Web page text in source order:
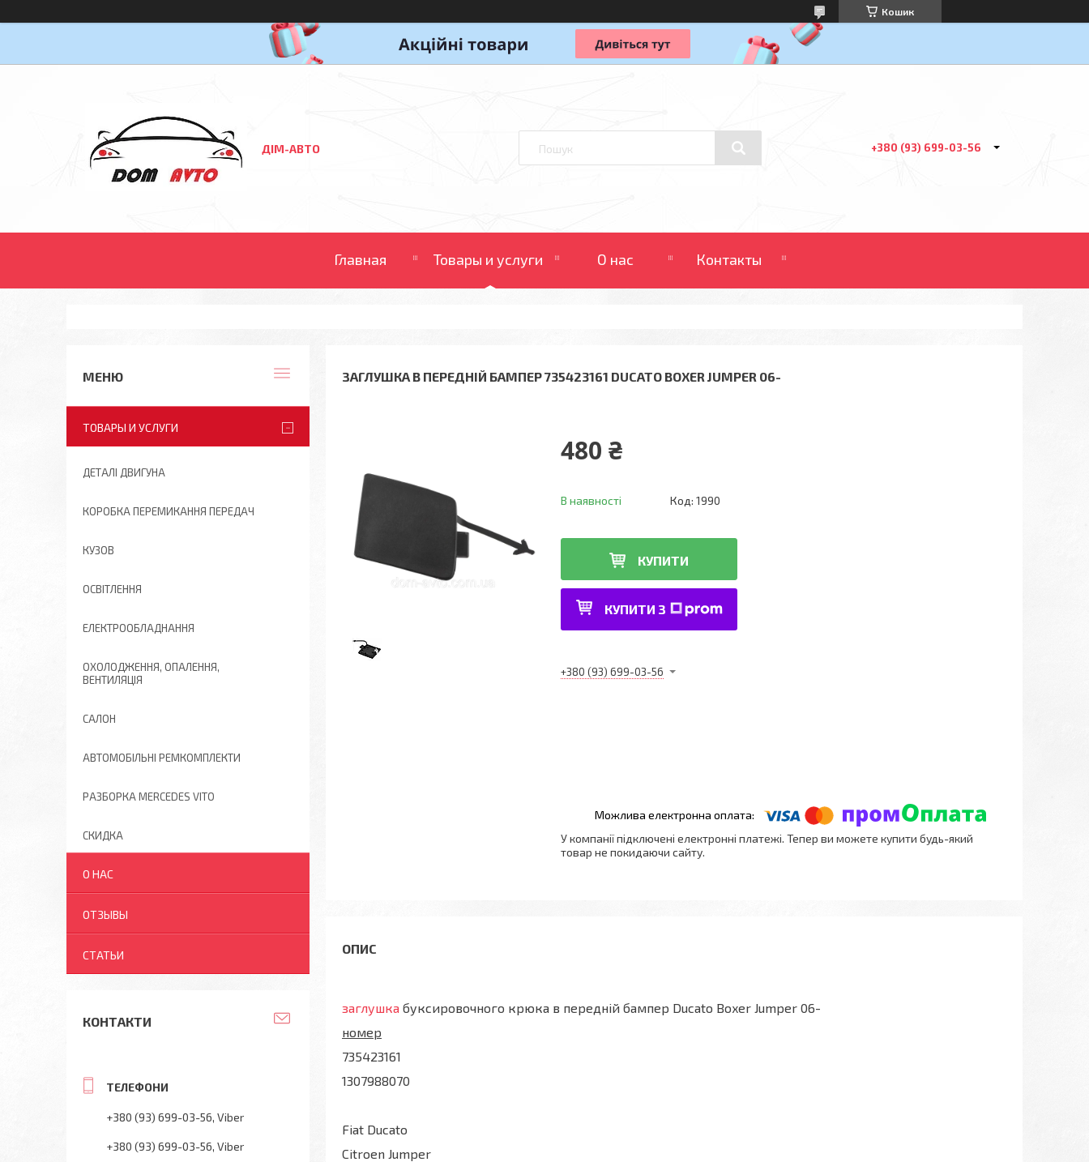
Кошик
ДІМ-АВТО +380 (93) 699-03-56
Главная Товары и услуги О нас Контакты
ЗАГЛУШКА В ПЕРЕДНІЙ БАМПЕР 735423161 DUCATO BOXER JUMPER 06-
480 ₴
В наявності Код: 1990
КУПИТИ
КУПИТИ З
+380 (93) 699-03-56
У компанії підключені електронні платежі. Тепер ви можете купити будь-який
товар не покидаючи сайту.
заглушка буксировочного крюка в передній бампер Ducato Boxer Jumper 06-
номер
735423161
1307988070
Fiat Ducato
Citroen Jumper
ТОВАРЫ И УСЛУГИ
ДЕТАЛІ ДВИГУНА
КОРОБКА ПЕРЕМИКАННЯ ПЕРЕДАЧ
КУЗОВ
ОСВІТЛЕННЯ
ЕЛЕКТРООБЛАДНАННЯ
ОХОЛОДЖЕННЯ, ОПАЛЕННЯ,
ВЕНТИЛЯЦІЯ
САЛОН
АВТОМОБІЛЬНІ РЕМКОМПЛЕКТИ
РАЗБОРКА MERCEDES VITO
СКИДКА
О НАС
ОТЗЫВЫ
СТАТЬИ
КОНТАКТИ
+380 (93) 699-03-56 Viber
+380 (93) 699-03-56 Viber